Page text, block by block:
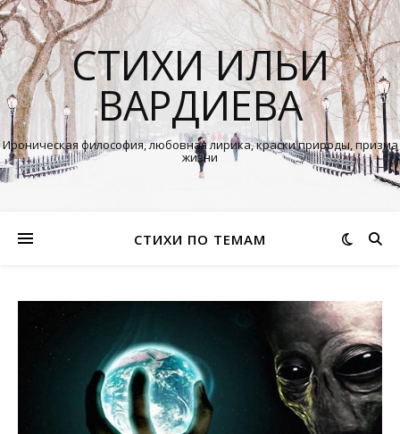
СТИХИ ИЛЬИ
ВАРДИЕВА
Ироническая философия, любовная лирика, краски природы, призма
жизни
СТИХИ ПО ТЕМАМ